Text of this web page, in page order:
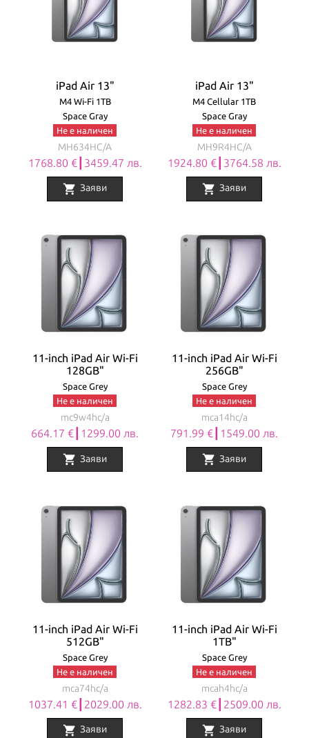
iPad Air 13"
M4 Wi-Fi 1TB
Space Gray
Не е наличен
MH634HC/A
1768.80 €┃3459.47 лв.
shopping_cart Заяви
iPad Air 13"
M4 Cellular 1TB
Space Gray
Не е наличен
MH9R4HC/A
1924.80 €┃3764.58 лв.
shopping_cart Заяви
11-inch iPad Air Wi-Fi
128GB"
Space Grey
Не е наличен
mc9w4hc/a
664.17 €┃1299.00 лв.
shopping_cart Заяви
11-inch iPad Air Wi-Fi
256GB"
Space Grey
Не е наличен
mca14hc/a
791.99 €┃1549.00 лв.
shopping_cart Заяви
11-inch iPad Air Wi-Fi
512GB"
Space Grey
Не е наличен
mca74hc/a
1037.41 €┃2029.00 лв.
shopping_cart Заяви
11-inch iPad Air Wi-Fi
1TB"
Space Grey
Не е наличен
mcah4hc/a
1282.83 €┃2509.00 лв.
shopping_cart Заяви